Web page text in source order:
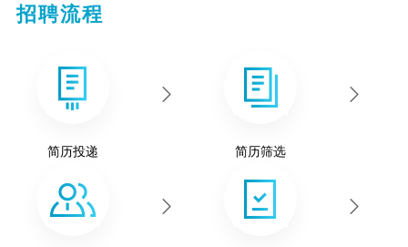
招聘流程
简历投递 简历筛选